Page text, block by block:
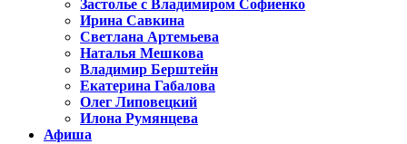
Застолье с Владимиром Софиенко
Ирина Савкина
Светлана Артемьева
Наталья Мешкова
Владимир Берштейн
Екатерина Габалова
Олег Липовецкий
Илона Румянцева
Афиша